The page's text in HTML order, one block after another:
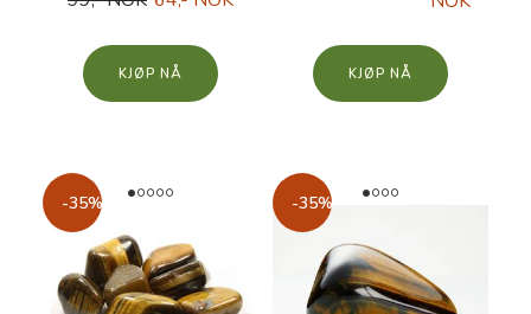
KJØP KJØP
-35% -35%